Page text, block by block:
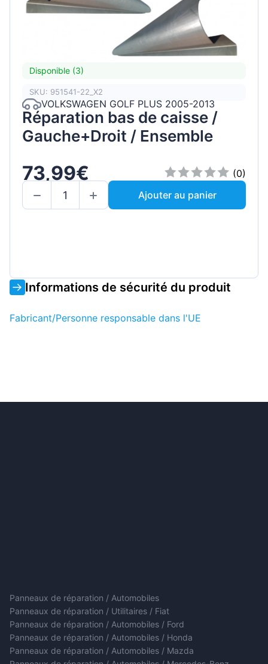
Disponible (3)
SKU: 951541-22_X2
VOLKSWAGEN GOLF PLUS 2005-2013
Réparation bas de caisse /
Gauche+Droit / Ensemble
73,99€
(0)
Ajouter au panier
Informations de sécurité du produit
Fabricant/Personne responsable dans l'UE
Panneaux de réparation / Automobiles
Panneaux de réparation / Utilitaires / Fiat
Panneaux de réparation / Automobiles / Ford
Panneaux de réparation / Automobiles / Honda
Panneaux de réparation / Automobiles / Mazda